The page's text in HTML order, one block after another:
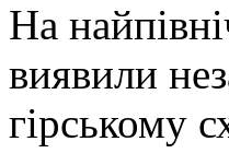
На
виявили
гірському